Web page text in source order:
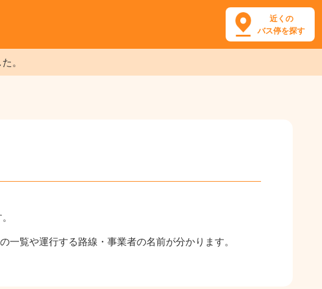
近くの
バス停を探す
。
覧や運行する路線・事業者の名前が分かります。